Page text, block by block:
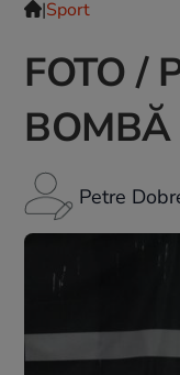
|Sport
FOTO /
BOMBĂ
Petre